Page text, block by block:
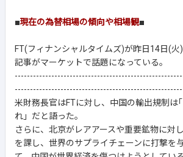
■現在の為替相場の傾向や相場観■
FT(フィナンシャルタイムズ)が昨日14日(
記事がマーケットで話題になっている。
米財務長官はFTに対し、中国の輸出規制は
れ」だと語った。
さらに、北京がレアアースや重要鉱物に対
を課し、世界のサプライチェーンに打撃を